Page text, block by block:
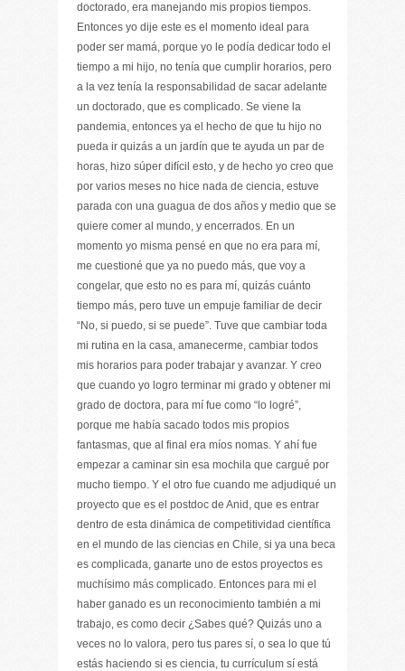
doctorado, era manejando mis propios tiempos.
Entonces yo dije este es el momento ideal para
poder ser mamá, porque yo le podía dedicar todo el
tiempo a mi hijo, no tenía que cumplir horarios, pero
a la vez tenía la responsabilidad de sacar adelante
un doctorado, que es complicado. Se viene la
pandemia, entonces ya el hecho de que tu hijo no
pueda ir quizás a un jardín que te ayuda un par de
horas, hizo súper difícil esto, y de hecho yo creo que
por varios meses no hice nada de ciencia, estuve
parada con una guagua de dos años y medio que se
quiere comer al mundo, y encerrados. En un
momento yo misma pensé en que no era para mí,
me cuestioné que ya no puedo más, que voy a
congelar, que esto no es para mí, quizás cuánto
tiempo más, pero tuve un empuje familiar de decir
“No, si puedo, si se puede”. Tuve que cambiar toda
mi rutina en la casa, amanecerme, cambiar todos
mis horarios para poder trabajar y avanzar. Y creo
que cuando yo logro terminar mi grado y obtener mi
grado de doctora, para mí fue como “lo logré”,
porque me había sacado todos mis propios
fantasmas, que al final era míos nomas. Y ahí fue
empezar a caminar sin esa mochila que cargué por
mucho tiempo. Y el otro fue cuando me adjudiqué un
proyecto que es el postdoc de Anid, que es entrar
dentro de esta dinámica de competitividad científica
en el mundo de las ciencias en Chile, si ya una beca
es complicada, ganarte uno de estos proyectos es
muchísimo más complicado. Entonces para mi el
haber ganado es un reconocimiento también a mi
trabajo, es como decir ¿Sabes qué? Quizás uno a
veces no lo valora, pero tus pares sí, o sea lo que tú
estás haciendo si es ciencia, tu currículum sí está